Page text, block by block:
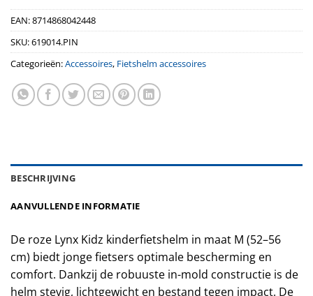
EAN:8714868042448
SKU:619014.PIN
Categorieën:Accessoires, Fietshelm accessoires
BESCHRIJVING
AANVULLENDE INFORMATIE
De roze Lynx Kidz kinderfietshelm in maat M (52–56
cm) biedt jonge fietsers optimale bescherming en
comfort. Dankzij de robuuste in-mold constructie is de
helm stevig, lichtgewicht en bestand tegen impact. De